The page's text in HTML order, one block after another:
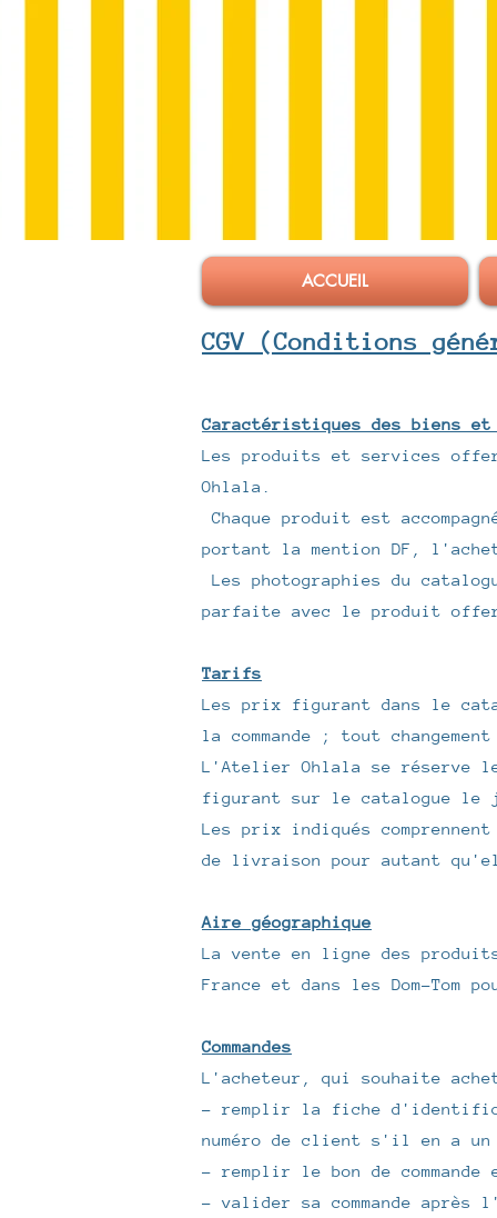
CGV (Conditions
Caractéristiques des biens et
Les produits et services
Ohlala.
Chaque produit est
portant la mention DF,
Les photographies du
parfaite avec le produit
Tarifs
Les prix figurant dans le
la commande ; tout
L'Atelier Ohlala se réserve
figurant sur le catalogue le
Les prix indiqués
de livraison pour autant
Aire géographique
La vente en ligne des
France et dans les Dom-Tom
Commandes
L'acheteur, qui souhaite
- remplir la fiche
numéro de client s'il en a
- remplir le bon de
- valider sa commande
ACCUEIL